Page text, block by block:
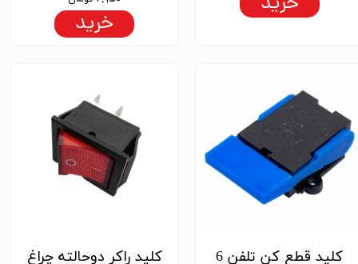
خرید
کلید قطع کن تلفن 6 کلید راکر دوحالته چراغ